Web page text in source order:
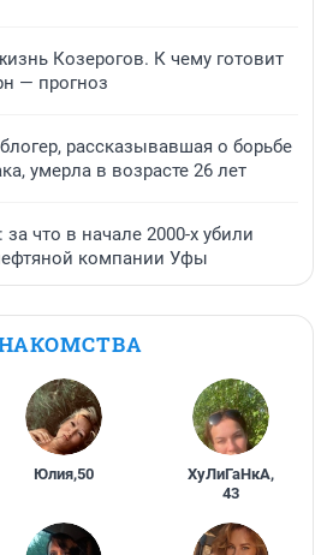
Козерогов. К чему готовит
— прогноз
рассказывавшая о борьбе
умерла в возрасте 26 лет
что в начале 2000-х убили
компании Уфы
Юлия,50 ХуЛиГаНкА,
43